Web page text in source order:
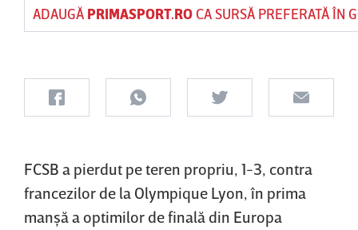
ADAUGĂ PRIMASPORT.ROCA SURSĂ PREFERATĂ ÎN
FCSB a pierdut pe teren propriu, 1-3, contra
francezilor de la Olympique Lyon, în prima
manşă a optimilor de finală din Europa